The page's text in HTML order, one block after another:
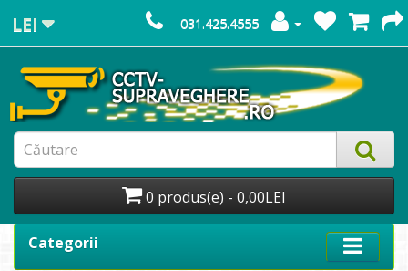
LEI 031.425.4555
0 produs(e) - 0,00LEI
Categorii